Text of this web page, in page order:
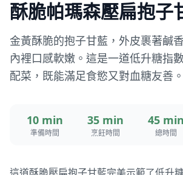
酥脆帕瑪森壓扁抱子
金黃酥脆的抱子甘藍，外皮裹著鹹
內裡口感軟嫩。這是一道低升糖指
配菜，既能滿足食慾又對血糖友善。
10 min
準備時間
35 min
烹飪時間
45 min
總時間